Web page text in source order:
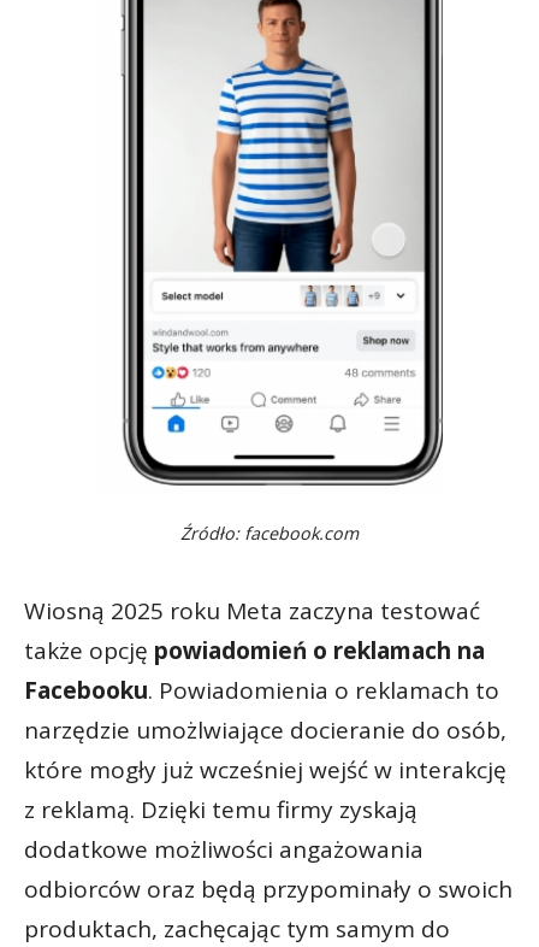
Źródło: facebook.com
Wiosną 2025 roku Meta zaczyna testować
także opcję powiadomień o reklamach na
Facebooku. Powiadomienia o reklamach to
narzędzie umożlwiające docieranie do osób,
które mogły już wcześniej wejść w interakcję
z reklamą. Dzięki temu firmy zyskają
dodatkowe możliwości angażowania
odbiorców oraz będą przypominały o swoich
produktach, zachęcając tym samym do